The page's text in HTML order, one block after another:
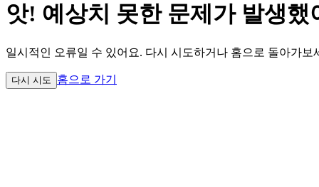
앗! 예상치 못한 문제가 발생했
일시적인 오류일 수 있어요. 다시 시도하거나 홈으로 돌아가보
다시 시도 홈으로 가기